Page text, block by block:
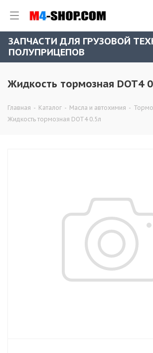
ЗАПЧАСТИ ДЛЯ ГРУЗОВОЙ
ПОЛУПРИЦЕПОВ
Жидкость тормозная DOT4
Главная - Каталог - Масла и автохимия -
Жидкость тормозная DOT4 0.5л